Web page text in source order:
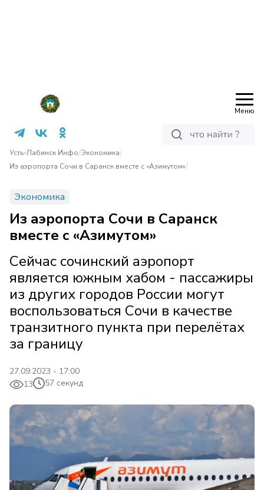
Меню
Усть-Лабинск Инфо/Экономика/
Из аэропорта Сочи в Саранск вместе с «Азимутом»/
Экономика
Из аэропорта Сочи в Саранск
вместе с «Азимутом»
Сейчас сочинский аэропорт
является южным хабом - пассажиры
из других городов России могут
воспользоваться Сочи в качестве
транзитного пункта при перелётах
за границу
27.09.2023 - 17:00
13
57 секунд